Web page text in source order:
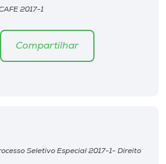
2017-1
Compartilhar
Seletivo Especial 2017-1- Direito